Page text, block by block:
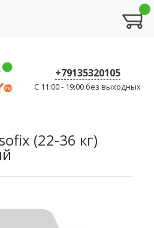
+79135320105
C 11:00 - 19:00 без выходных
(22-36 кг)